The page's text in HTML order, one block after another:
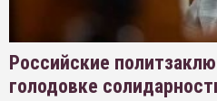
Российские
голодовке